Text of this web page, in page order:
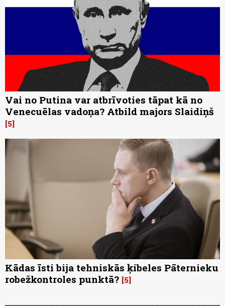
Vai no Putina var atbrīvoties tāpat kā no
Venecuēlas vadoņa? Atbild majors Slaidiņš
5
Kādas īsti bija tehniskās ķibeles Pāternieku
robežkontroles punktā? 5